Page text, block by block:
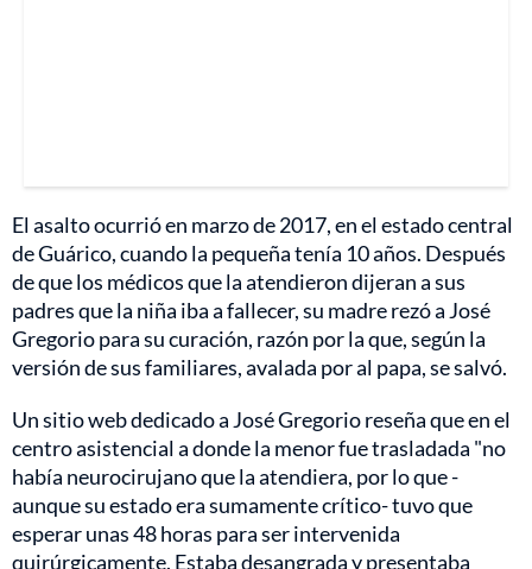
El asalto ocurrió en marzo de 2017, en el estado central
de Guárico, cuando la pequeña tenía 10 años. Después
de que los médicos que la atendieron dijeran a sus
padres que la niña iba a fallecer, su madre rezó a José
Gregorio para su curación, razón por la que, según la
versión de sus familiares, avalada por al papa, se salvó.
Un sitio web dedicado a José Gregorio reseña que en el
centro asistencial a donde la menor fue trasladada "no
había neurocirujano que la atendiera, por lo que -
aunque su estado era sumamente crítico- tuvo que
esperar unas 48 horas para ser intervenida
quirúrgicamente. Estaba desangrada y presentaba